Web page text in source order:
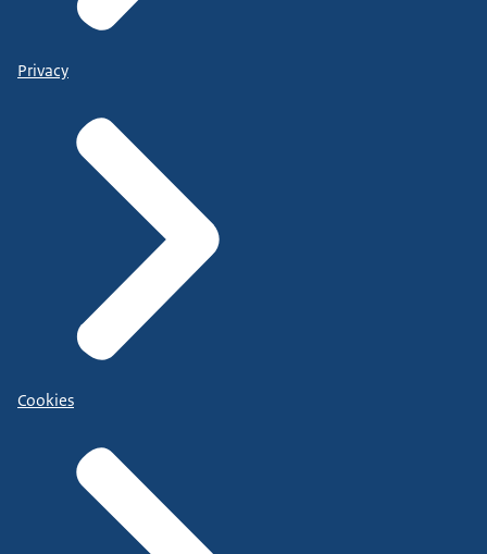
Privacy
Cookies